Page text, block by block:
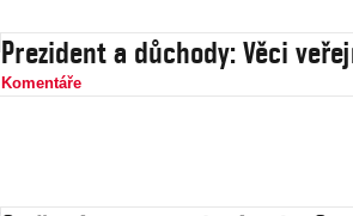
Prezident a důchody: Věci
Komentáře